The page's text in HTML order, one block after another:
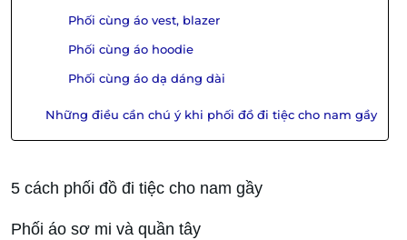
Phối cùng áo vest, blazer
Phối cùng áo hoodie
Phối cùng áo dạ dáng dài
Những điều cần chú ý khi phối đồ đi tiệc cho nam gầy
5 cách phối đồ đi tiệc cho nam gầy
Phối áo sơ mi và quần tây